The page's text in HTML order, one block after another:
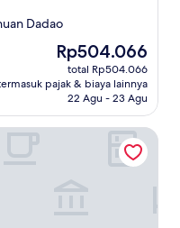
Dadao
Harga
sekarang
Rp504.066
Rp504.066
total Rp504.066
pajak & biaya lainnya
22 Agu - 23 Agu
Caidian